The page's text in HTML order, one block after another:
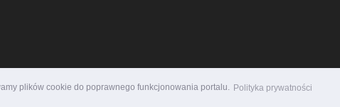
plików cookie do poprawnego funkcjonowania portalu. Polityka prywatności
Polityka prywatności